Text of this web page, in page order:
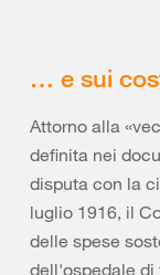
… e sui
Attorno alla
definita nei
disputa con la
luglio 1916, il
delle spese
dell'ospedale